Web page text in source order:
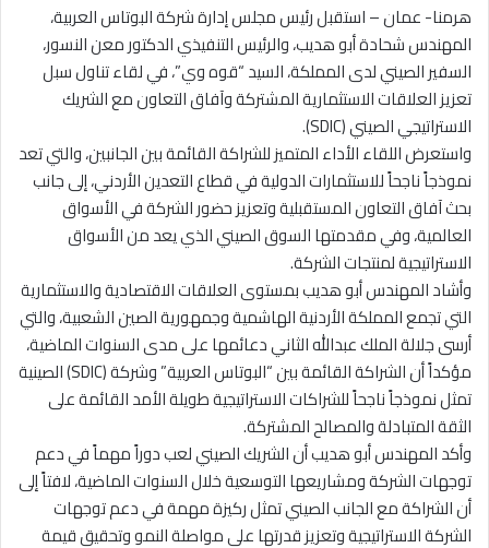
هرمنا- عمان – استقبل رئيس مجلس إدارة شركة البوتاس العربية،
المهندس شحادة أبو هديب، والرئيس التنفيذي الدكتور معن النسور،
السفير الصيني لدى المملكة، السيد “قوه وي”، في لقاء تناول سبل
تعزيز العلاقات الاستثمارية المشتركة وآفاق التعاون مع الشريك
الاستراتيجي الصيني (SDIC).
واستعرض اللقاء الأداء المتميز للشراكة القائمة بين الجانبين، والتي تعد
نموذجاً ناجحاً للاستثمارات الدولية في قطاع التعدين الأردني، إلى جانب
بحث آفاق التعاون المستقبلية وتعزيز حضور الشركة في الأسواق
العالمية، وفي مقدمتها السوق الصيني الذي يعد من الأسواق
الاستراتيجية لمنتجات الشركة.
وأشاد المهندس أبو هديب بمستوى العلاقات الاقتصادية والاستثمارية
التي تجمع المملكة الأردنية الهاشمية وجمهورية الصين الشعبية، والتي
أرسى جلالة الملك عبدالله الثاني دعائمها على مدى السنوات الماضية،
مؤكداً أن الشراكة القائمة بين “البوتاس العربية” وشركة (SDIC) الصينية
تمثل نموذجاً ناجحاً للشراكات الاستراتيجية طويلة الأمد القائمة على
الثقة المتبادلة والمصالح المشتركة.
وأكد المهندس أبو هديب أن الشريك الصيني لعب دوراً مهماً في دعم
توجهات الشركة ومشاريعها التوسعية خلال السنوات الماضية، لافتاً إلى
أن الشراكة مع الجانب الصيني تمثل ركيزة مهمة في دعم توجهات
الشركة الاستراتيجية وتعزيز قدرتها على مواصلة النمو وتحقيق قيمة